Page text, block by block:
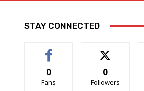
STAY CONNECTED
0
Fans
0
Followers